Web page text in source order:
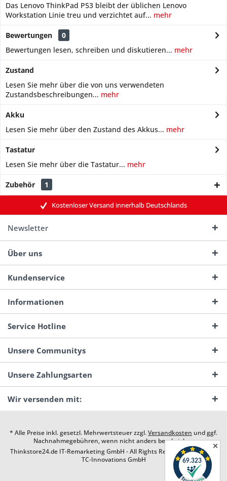
Das Lenovo ThinkPad P53 bleibt der üblichen Lenovo
Workstation Linie treu und verzichtet auf... mehr
Bewertungen
0
Bewertungen lesen, schreiben und diskutieren... mehr
Zustand
Lesen Sie mehr über die von uns verwendeten
Zustandsbeschreibungen... mehr
Akku
Lesen Sie mehr über den Zustand des Akkus... mehr
Tastatur
Lesen Sie mehr über die Tastatur... mehr
Zubehör 1
Kostenloser Versand innerhalb Deutschlands
Newsletter
Über uns
Kundenservice
Informationen
Service Hotline
Unsere Communitys
Unsere Zahlungsarten
Wir versenden mit:
* Alle Preise inkl. gesetzl. Mehrwertsteuer zzgl.Versandkosten und ggf.
Nachnahmegebühren, wenn nicht anders beschrieben
Thinkstore24.de IT-Remarketing GmbH - All Rights Reserved. Design by
TC-Innovations GmbH
✕